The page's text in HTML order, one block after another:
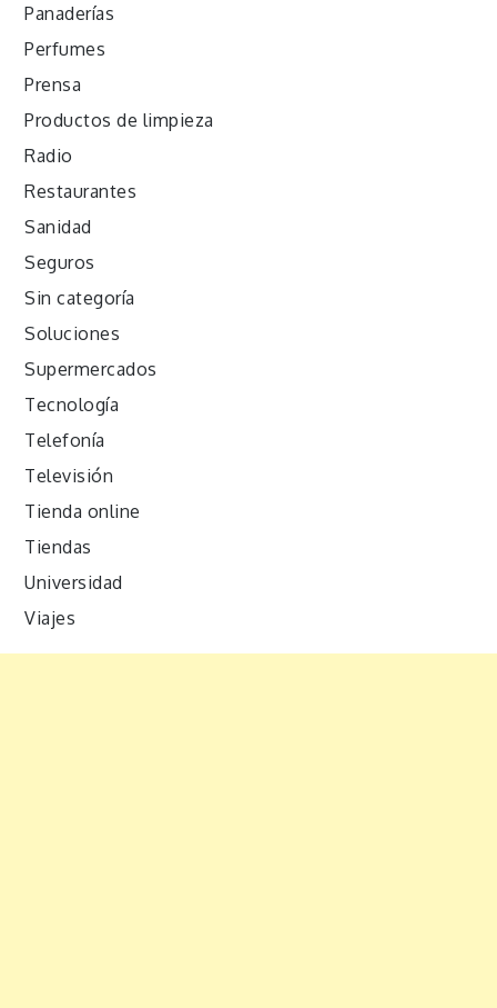
Panaderías
Perfumes
Prensa
Productos de limpieza
Radio
Restaurantes
Sanidad
Seguros
Sin categoría
Soluciones
Supermercados
Tecnología
Telefonía
Televisión
Tienda online
Tiendas
Universidad
Viajes